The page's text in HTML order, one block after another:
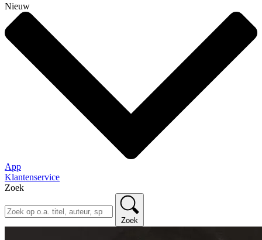
Nieuw
App
Klantenservice
Zoek
Zoek